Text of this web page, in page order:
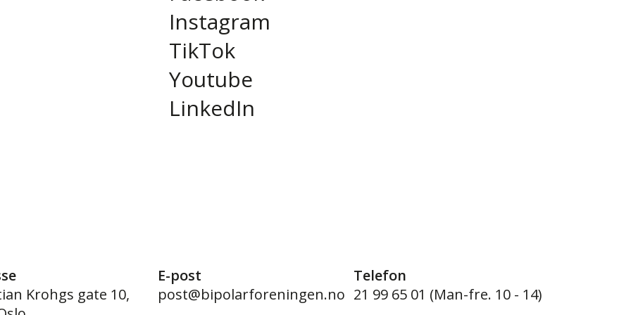
Instagram
TikTok
Youtube
LinkedIn
Krohgs gate 10,
E-post
post@bipolarforeningen.no
Telefon
21 99 65 01 (Man-fre. 10 - 14)